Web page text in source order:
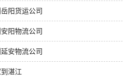
阳货运公司
阳物流公司
安物流公司
湛江